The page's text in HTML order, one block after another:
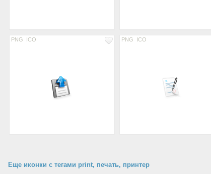
PNG ICO PNG ICO
Еще иконки с тегами print, печать, принтер